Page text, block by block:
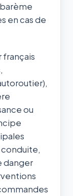
en cas de
français
ou
danger